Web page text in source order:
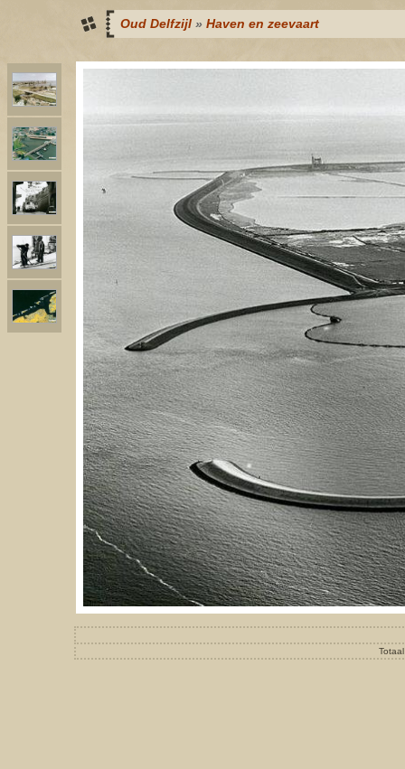
Oud Delfzijl » Haven en zeevaart